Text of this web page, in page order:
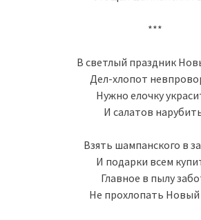
***
В светлый праздник
Дел-хлопот
Нужно елочку
И салатов
Взять шампанского в
И подарки всем
Главное в пылу
Не прохлопать Новый